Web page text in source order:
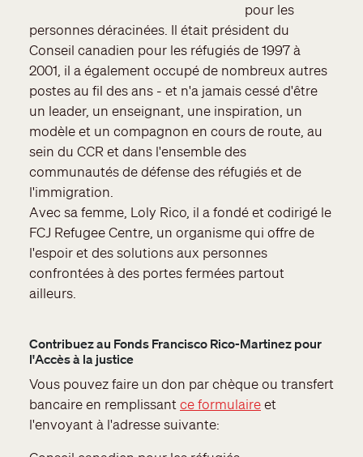
pour les
personnes déracinées. Il était président du
Conseil canadien pour les réfugiés de 1997 à
2001, il a également occupé de nombreux autres
postes au fil des ans - et n'a jamais cessé d'être
un leader, un enseignant, une inspiration, un
modèle et un compagnon en cours de route, au
sein du CCR et dans l'ensemble des
communautés de défense des réfugiés et de
l'immigration.
Avec sa femme, Loly Rico, il a fondé et codirigé le
FCJ Refugee Centre, un organisme qui offre de
l'espoir et des solutions aux personnes
confrontées à des portes fermées partout
ailleurs.
Contribuez au Fonds Francisco Rico-Martinez pour
l'Accès à la justice
Vous pouvez faire un don par chèque ou transfert
bancaire en remplissantce formulaireet
l'envoyant à l'adresse suivante: